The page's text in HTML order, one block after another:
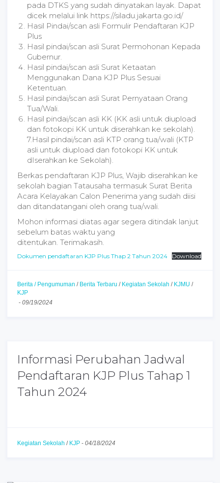
pada DTKS yang sudah dinyatakan layak. Dapat
dicek melalui link https://siladu.jakarta.go.id/
Hasil Pindai/scan asli Formulir Pendaftaran KJP
Plus
Hasil pindai/scan asli Surat Permohonan Kepada
Gubernur.
Hasil pindai/scan asli Surat Ketaatan
Menggunakan Dana KJP Plus Sesuai
Ketentuan.
Hasil pindai/scan asli Surat Pernyataan Orang
Tua/Wali.
Hasil pindai/scan asli KK (KK asli untuk diupload
dan fotokopi KK untuk diserahkan ke sekolah).
7.⁠Hasil pindai/scan asli KTP orang tua/wali (KTP
asli untuk diupload dan fotokopi KK untuk
dIserahkan ke Sekolah).
Berkas pendaftaran KJP Plus, Wajib diserahkan ke
sekolah bagian Tatausaha termasuk Surat Berita
Acara Kelayakan Calon Penerima yang sudah diisi
dan ditandatangani oleh orang tua/wali.
Mohon informasi diatas agar segera ditindak lanjut
sebelum batas waktu yang
ditentukan. Terimakasih.
Dokumen pendaftaran KJP Plus Thap 2 Tahun 2024 Download
Berita / Pengumuman / Berita Terbaru / Kegiatan Sekolah / KJMU /
KJP
- 09/19/2024
Informasi Perubahan Jadwal
Pendaftaran KJP Plus Tahap 1
Tahun 2024
Kegiatan Sekolah / KJP - 04/18/2024